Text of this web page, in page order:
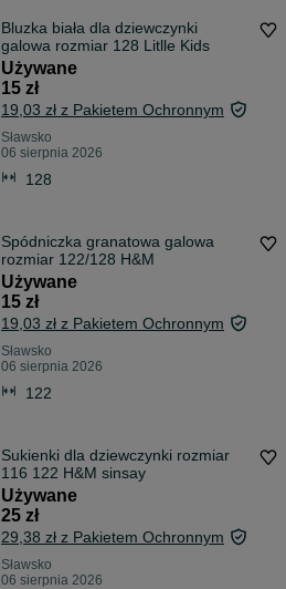
Bluzka biała dla dziewczynki
galowa rozmiar 128 Litlle Kids
Używane
15 zł
19,03 zł z Pakietem Ochronnym
Sławsko
06 sierpnia 2026
128
Spódniczka granatowa galowa
rozmiar 122/128 H&M
Używane
15 zł
19,03 zł z Pakietem Ochronnym
Sławsko
06 sierpnia 2026
122
Sukienki dla dziewczynki rozmiar
116 122 H&M sinsay
Używane
25 zł
29,38 zł z Pakietem Ochronnym
Sławsko
06 sierpnia 2026